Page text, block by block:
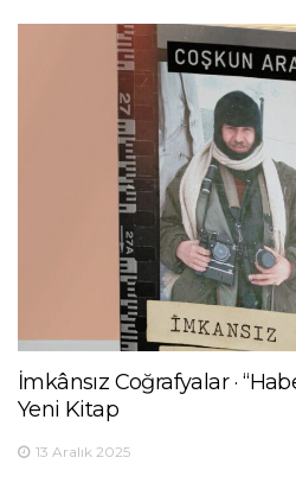
İmkânsız Coğrafyalar ·
Yeni Kitap
13 Aralık 2025